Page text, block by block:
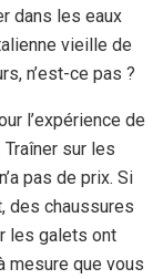
dans les eaux
vieille de
n’est-ce pas ?
l’expérience de
sur les
pas de prix. Si
des chaussures
les galets ont
mesure que vous